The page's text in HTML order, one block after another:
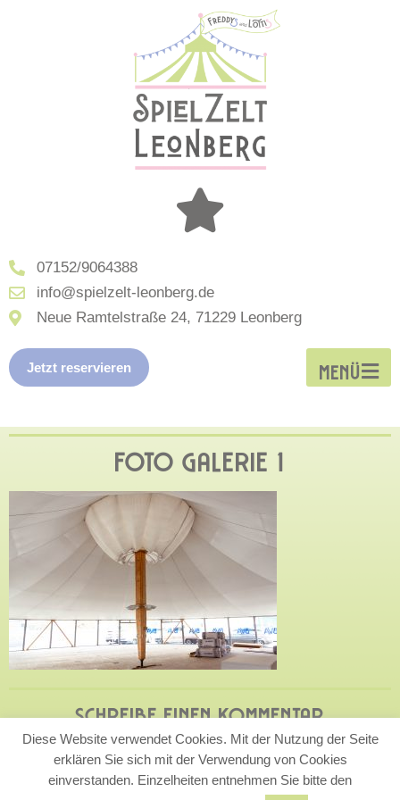
07152/9064388
info@spielzelt-leonberg.de
Neue Ramtelstraße 24, 71229 Leonberg
Jetzt reservieren MENÜ
FOTO GALERIE 1
SCHREIBE EINEN KOMMENTAR
Du musstangemeldetsein, um einen Kommentar
abzugeben.
Diese Website verwendet Cookies. Mit der Nutzung der Seite
erklären Sie sich mit der Verwendung von Cookies
einverstanden. Einzelheiten entnehmen Sie bitte den